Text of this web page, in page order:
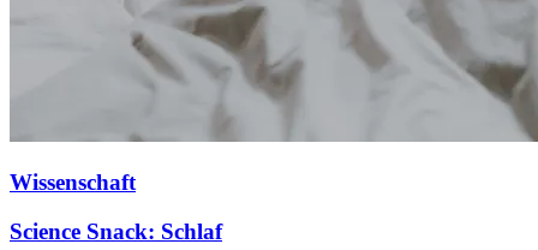
Wissenschaft
Science Snack: Schlaf